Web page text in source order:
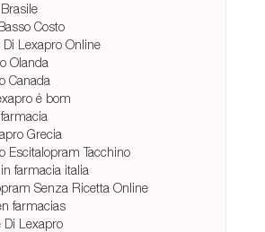
Costo
Lexapro Online
Olanda
Canada
é bom
Grecia
Escitalopram Tacchino
farmacia italia
Senza Ricetta Online
farmacias
Di Lexapro